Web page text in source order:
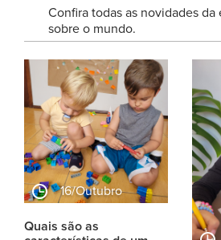
Confira todas as novidades da
sobre o mundo.
16/outubro
Quais são as